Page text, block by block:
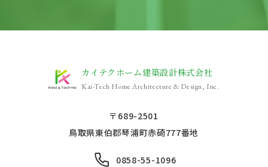
カイテクホーム建築設計株式会社
Kai-Tech Home Architecture & Design, Inc.
〒689-2501
鳥取県東伯郡琴浦町赤碕777番地
0858-55-1096